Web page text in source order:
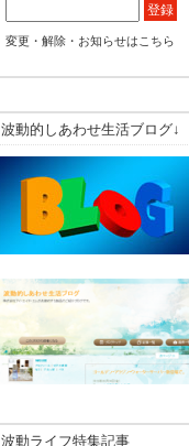
変更・解除・お知らせはこちら
波動的しあわせ生活ブログ↓
波動ライフ特集記事